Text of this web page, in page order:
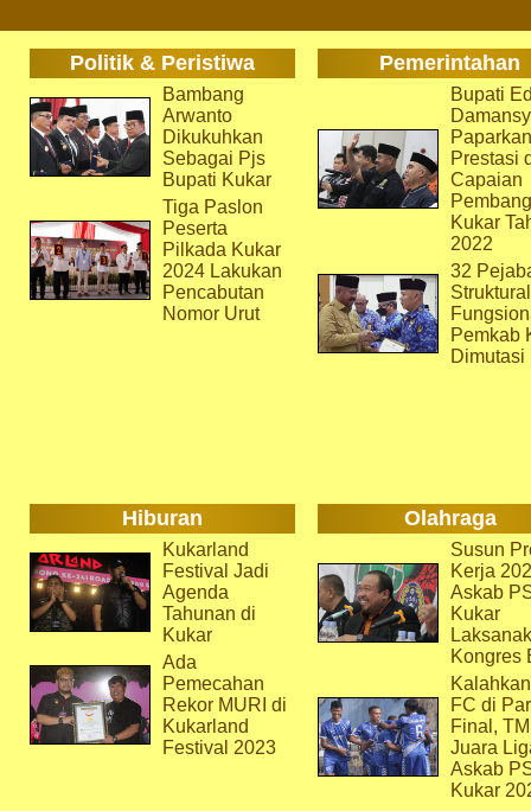
Politik & Peristiwa Pemerintahan
Bambang
Arwanto
Dikukuhkan
Sebagai Pjs
Bupati Kukar
Tiga Paslon
Peserta
Pilkada Kukar
2024 Lakukan
Pencabutan
Nomor Urut
Bupati
Paparkan
Prestasi
Capaian
Kukar
2022
32
Pemkab
Dimutasi
Hiburan Olahraga
Kukarland
Festival Jadi
Agenda
Tahunan di
Kukar
Ada
Pemecahan
Rekor MURI di
Kukarland
Festival 2023
Susun
Kerja
Askab
Kukar
Kongres
FC di
Final,
Juara
Askab
Kukar